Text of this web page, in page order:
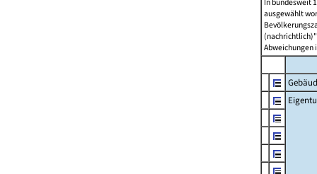
ausgewählt
Abweichungen